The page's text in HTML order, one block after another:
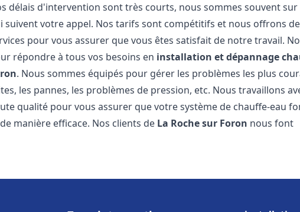
délais d'intervention sont très courts, nous sommes souvent sur
suivent votre appel. Nos tarifs sont compétitifs et nous offrons
pour vous assurer que vous êtes satisfait de notre travail.
répondre à tous vos besoins en installation et dépannage
. Nous sommes équipés pour gérer les problèmes les plus
les pannes, les problèmes de pression, etc. Nous travaillons
qualité pour vous assurer que votre système de chauffe-eau
manière efficace. Nos clients de La Roche sur Foron nous font